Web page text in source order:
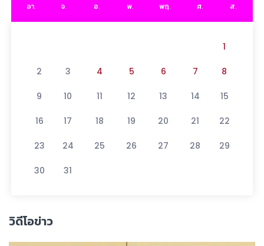
อา. จ. อ. พ. พฤ. ศ. ส.
1
2 3 4 5 6 7 8
9 10 11 12 13 14 15
16 17 18 19 20 21 22
23 24 25 26 27 28 29
30 31
วิดีโอข่าว